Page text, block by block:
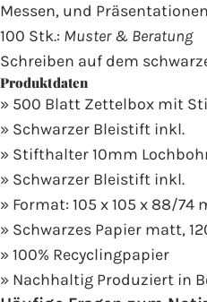
Messen, und
100 Stk.: Muster & Beratung
Schreiben auf dem
Produktdaten
» 500 Blatt Zettelbox mit
» Schwarzer Bleistift inkl.
» Stifthalter 10mm
» Schwarzer Bleistift inkl.
» Format: 105 x 105 x 88/74
» Schwarzes Papier matt,
» 100% Recyclingpapier
» Nachhaltig Produziert in